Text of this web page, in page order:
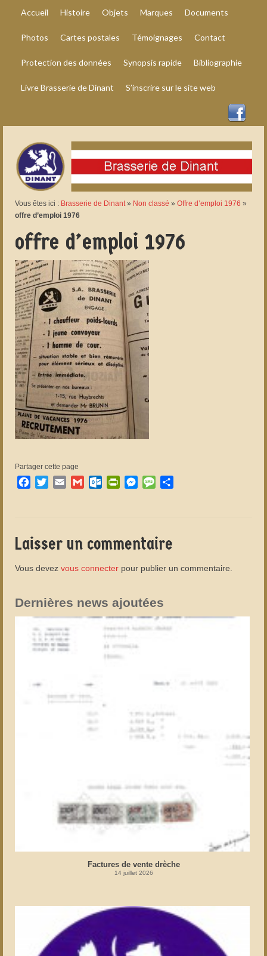
Accueil Histoire Objets Marques Documents
Photos Cartes postales Témoignages Contact
Protection des données Synopsis rapide Bibliographie
Livre Brasserie de Dinant S’inscrire sur le site web
Vous êtes ici : Brasserie de Dinant» Non classé » Offre d’emploi 1976 »
offre d’emploi 1976
offre d’emploi 1976
Partager cette page
Facebook
TwitterEmail GmailOutlook.com
PrintFriendly
Messenger
Message
Laisser un commentaire
Vous devez vous connecter pour publier un commentaire.
Dernières news ajoutées
Factures de vente drèche
14 juillet 2026